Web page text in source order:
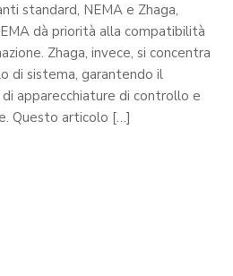
standard, NEMA e Zhaga,
dà priorità alla compatibilità
Zhaga, invece, si concentra
di sistema, garantendo il
apparecchiature di controllo e
Questo articolo […]